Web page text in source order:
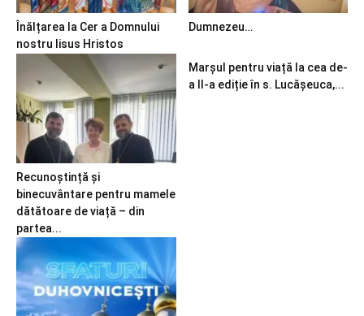
Înălțarea la Cer a Domnului
nostru Iisus Hristos
Dumnezeu…
Recunoștință și
binecuvântare pentru mamele
dătătoare de viață – din
partea...
Marșul pentru viață la cea de-
a II-a ediție în s. Lucășeuca,...